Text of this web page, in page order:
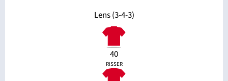
Lens (3-4-3)
40
RISSER